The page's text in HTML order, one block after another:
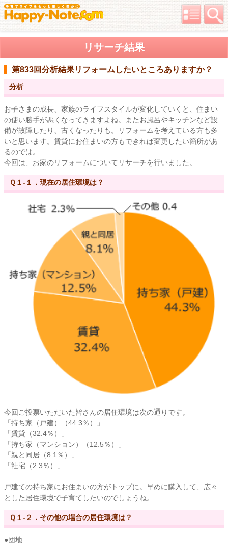
リサーチ結果
第833回分析結果リフォームしたいところありますか？
分析
お子さまの成長、家族のライフスタイルが変化していくと、住まい
の使い勝手が悪くなってきますよね。またお風呂やキッチンなど設
備が故障したり、古くなったりも。リフォームを考えている方も多
いと思います。賃貸にお住まいの方もできれば変更したい箇所があ
るのでは。
今回は、お家のリフォームについてリサーチを行いました。
Ｑ１-１．現在の居住環境は？
今回ご投票いただいた皆さんの居住環境は次の通りです。
「持ち家（戸建）（44.3％）」
「賃貸（32.4％）」
「持ち家（マンション）（12.5％）」
「親と同居（8.1％）」
「社宅（2.3％）」
戸建ての持ち家にお住まいの方がトップに。早めに購入して、広々
とした居住環境で子育てしたいのでしょうね。
Ｑ１-２．その他の場合の居住環境は？
●団地